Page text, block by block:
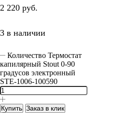
2 220 руб.
3 в наличии
Количество Термостат
капилярный Stout 0-90
градусов электронный
STE-1006-100590
Купить Заказ в клик